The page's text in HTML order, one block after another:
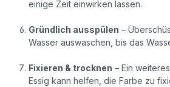
einige Zeit einwirken lassen.
Gründlich ausspülen –
Wasser auswaschen, bis das
Fixieren & trocknen – Ein
Essig kann helfen, die Farbe zu